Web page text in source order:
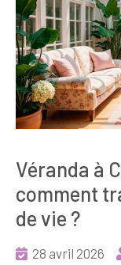
Véranda à
comment
de vie ?
28 avril 2026